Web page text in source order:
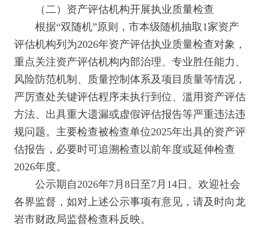
（二）资产评估机构开展执业质量检查
根据“双随机”原则，市本级随机抽取1家资产
评估机构列为2026年资产评估执业质量检查对象，
重点关注资产评估机构内部治理、专业胜任能力、
风险防范机制、质量控制体系及项目质量等情况，
严厉查处关键评估程序未执行到位、滥用资产评估
方法、出具重大遗漏或虚假评估报告等严重违法违
规问题。主要检查被检查单位2025年出具的资产评
估报告，必要时可追溯检查以前年度或延伸检查
2026年度。
公示期自2026年7月8日至7月14日。欢迎社会
各界监督，如对上述公示事项有意见，请及时向龙
岩市财政局监督检查科反映。